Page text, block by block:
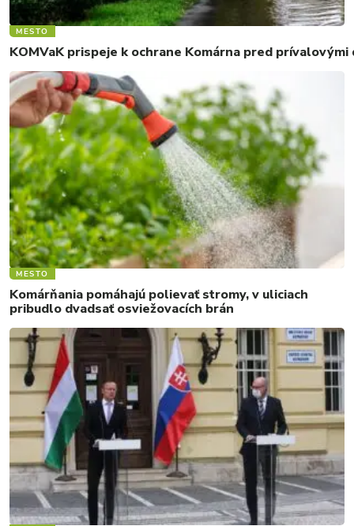
MESTO
KOMVaK prispeje k ochrane Komárna pred
MESTO
Komárňania pomáhajú polievať stromy, v uliciach
pribudlo dvadsať osviežovacích brán